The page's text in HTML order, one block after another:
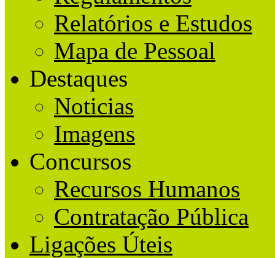
Relatórios e Estudos
Mapa de Pessoal
Destaques
Noticias
Imagens
Concursos
Recursos Humanos
Contratação Pública
Ligações Úteis